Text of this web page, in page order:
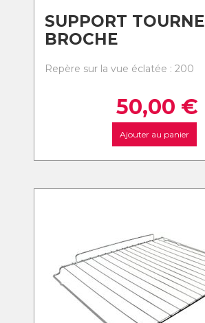
SUPPORT TOURNE
BROCHE
Repère sur la vue éclatée : 200
50,00 €
Ajouter au panier